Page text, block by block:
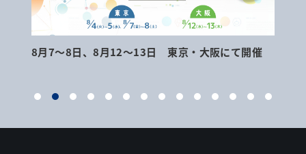
8月7～8日、8月12～13日 東京・大阪にて開催